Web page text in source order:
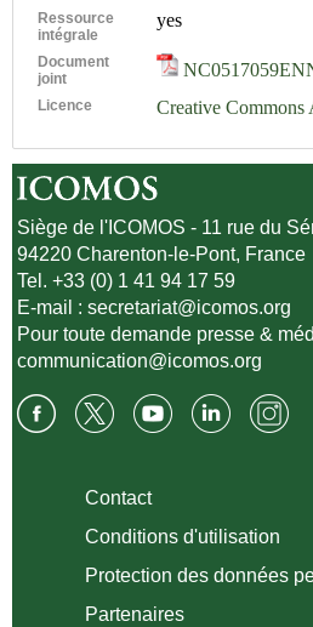
Ressource
intégrale
yes
Document
joint
Licence Creative
Siège de l'ICOMOS - 11 rue du
94220 Charenton-le-Pont, France
Tel. +33 (0) 1 41 94 17 59
E-mail :secretariat@icomos.org
Pour toute demande presse &
communication@icomos.org
Contact
Conditions d'utilisation
Protection des données
Partenaires